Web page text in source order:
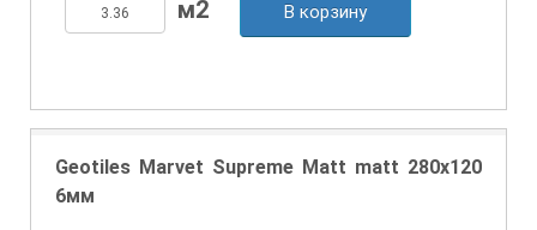
В корзину
Geotiles Marvet Supreme Matt matt 280x120
6мм